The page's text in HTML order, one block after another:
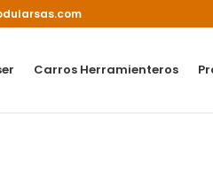
Carros Herramienteros